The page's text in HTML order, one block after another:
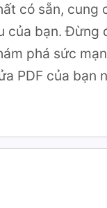
có sẵn,
của bạn. Đừng
phá sức
PDF của bạn